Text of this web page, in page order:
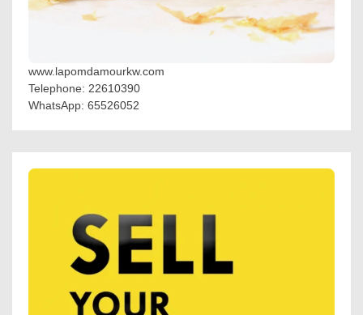
www.lapomdamourkw.com
Telephone: 22610390
WhatsApp: 65526052